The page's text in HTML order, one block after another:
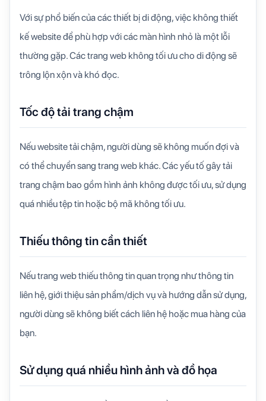
Với sự phổ biến của các thiết bị di động, việc không thiết
kế website để phù hợp với các màn hình nhỏ là một lỗi
thường gặp. Các trang web không tối ưu cho di động sẽ
trông lộn xộn và khó đọc.
Tốc độ tải trang chậm
Nếu website tải chậm, người dùng sẽ không muốn đợi và
có thể chuyển sang trang web khác. Các yếu tố gây tải
trang chậm bao gồm hình ảnh không được tối ưu, sử dụng
quá nhiều tệp tin hoặc bộ mã không tối ưu.
Thiếu thông tin cần thiết
Nếu trang web thiếu thông tin quan trọng như thông tin
liên hệ, giới thiệu sản phẩm/dịch vụ và hướng dẫn sử dụng,
người dùng sẽ không biết cách liên hệ hoặc mua hàng của
bạn.
Sử dụng quá nhiều hình ảnh và đồ họa